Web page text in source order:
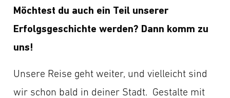
Möchtest du auch ein Teil unserer
Erfolgsgeschichte werden? Dann komm zu
uns!
Unsere Reise geht weiter, und vielleicht sind
wir schon bald in deiner Stadt. Gestalte mit